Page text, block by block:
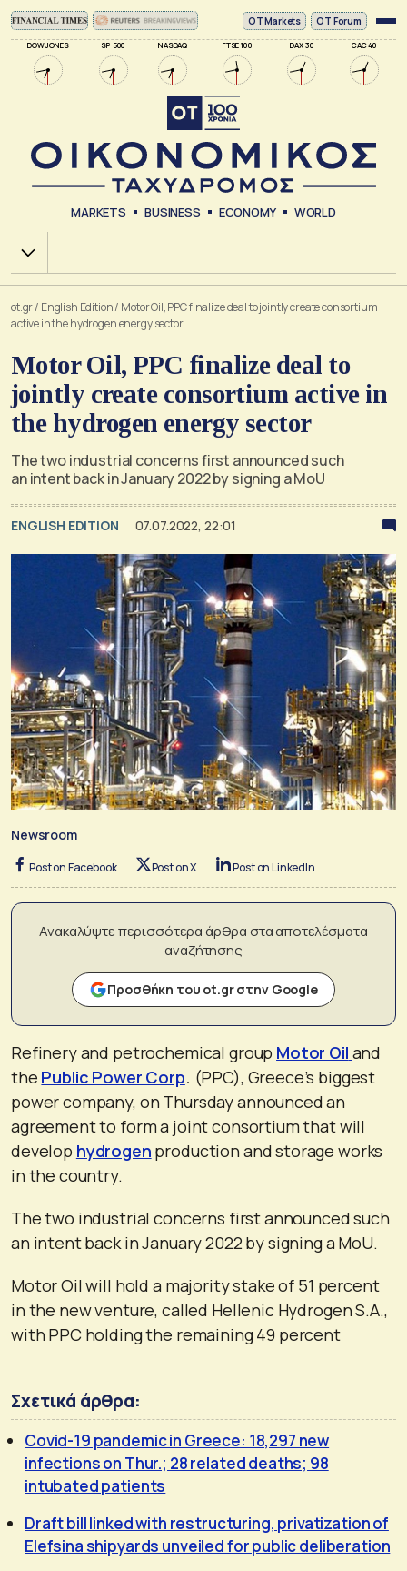
DOW JONES SP 500 NASDAQ FTSE 100 DAX 30 CAC 40
ΟΤ Markets OT Forum
MARKETS BUSINESS ECONOMY WORLD
Χ.Α.
ot.gr/ English Edition/ Motor Oil, PPC finalize deal to jointly create consortium
active in the hydrogen energy sector
Motor Oil, PPC finalize deal to
jointly create consortium active in
the hydrogen energy sector
The two industrial concerns first announced such
an intent back in January 2022 by signing a MoU
ENGLISH EDITION 07.07.2022, 22:01
Newsroom
Post on Facebook Post on X Post on LinkedIn
Ανακαλύψτε περισσότερα άρθρα στα αποτελέσματα
αναζήτησης
Προσθήκη του ot.gr στην Google
Refinery and petrochemical group Motor Oil and
the Public Power Corp. (PPC), Greece’s biggest
power company, on Thursday announced an
agreement to form a joint consortium that will
develop hydrogen production and storage works
in the country.
The two industrial concerns first announced such
an intent back in January 2022 by signing a MoU.
Motor Oil will hold a majority stake of 51 percent
in the new venture, called Hellenic Hydrogen S.A.,
with PPC holding the remaining 49 percent
Σχετικά άρθρα:
Covid-19 pandemic in Greece: 18,297 new
infections on Thur.; 28 related deaths; 98
intubated patients
Draft bill linked with restructuring, privatization of
Elefsina shipyards unveiled for public deliberation